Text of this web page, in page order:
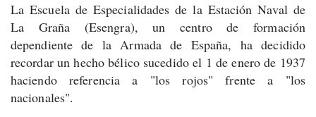
La Escuela de Especialidades de la Estación Naval de
La Graña (Esengra), un centro de formación
dependiente de la Armada de España, ha decidido
recordar un hecho bélico sucedido el 1 de enero de 1937
haciendo referencia a "los rojos" frente a "los
nacionales".